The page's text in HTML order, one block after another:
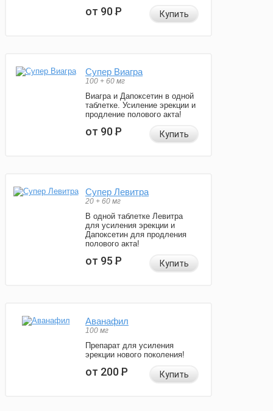
от 90Р Купить
Супер Виагра
100 + 60 мг
Виагра и Дапоксетин в одной
таблетке. Усиление эрекции и
продление полового акта!
от 90Р Купить
Супер Левитра
20 + 60 мг
В одной таблетке Левитра
для усиления эрекции и
Дапоксетин для продления
полового акта!
от 95Р Купить
Аванафил
100 мг
Препарат для усиления
эрекции нового поколения!
от 200Р Купить